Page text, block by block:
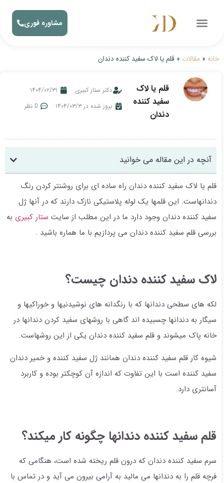
مشاوره فوری
خانه » مقالات » قلم یا لاک سفید کننده دندان
قلم یا لاک
سفید کننده
دندان
دکتر ستار کبیری
۱۴۰۴/۰۲/۳۱
بروز شده در ۱۴۰۴/۰۳/۳
0 نظر
آنچه در این مقاله می خوانید
قلم یا لاک سفید کننده دندان راه ساده ای برای روشنتر کردن رنگ
دندانهاست. این قلمها یک لوله پلاستیکی نازک دارند که در آنها ژل
سفید کننده دندان وجود دارد ما در این مطلب از سایت ستار کبیری به
بررسی قلم سفید کننده دندان می پردازیم با ما هماره باشید .
لاک سفید کننده دندان چیست؟
لکه های سطحی دندانها که با رنگدانه های نوشیدنیها و خوراکیها و
سیگار به دندانها چسبیده اند گاهی با روشهای سفید کردن دندانها در
خانه پاک میشوند و قلم سفید کننده دندان یکی از این روشهاست.
شیوه کار قلم سفید کننده دندان همانند ژل سفید کننده و خمیر دندان
سفید کننده است با این تفاوت که اندازه آن کوچکتر بوده و کاربرد
آسانتری دارد.
قلم سفید کننده دندانها چگونه کار میکند؟
سرم سفید کننده دندان که درون قلم ریخته شده است، هنگامی که
فرچه قلم را به دندانها می مالید به آرامی بیرون می آید و در تماس با